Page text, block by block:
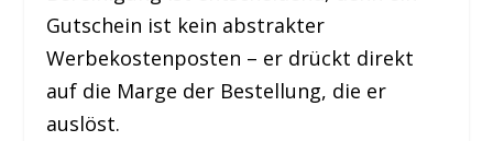
Gutschein ist kein abstrakter
Werbekostenposten – er drückt direkt
auf die Marge der Bestellung, die er
auslöst.